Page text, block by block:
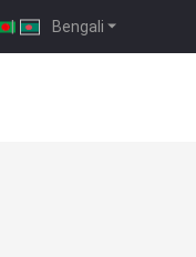
Bengali
|